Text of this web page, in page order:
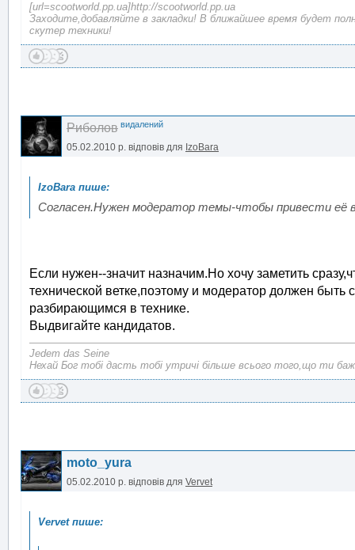
[url=scootworld.pp.ua]http://scootworld.pp.ua
Заходите,добавляйте в закладки! В ближайшее время будет
скутер техники!
Риболов видалений
05.02.2010 р. відповів для IzoBara
Согласен.Нужен модератор темы-чтобы привести её
Если нужен--значит назначим.Но хочу заметить
технической ветке,поэтому и модератор должен
разбирающимся в технике.
Выдвигайте кандидатов.
Jedem das Seine
Нехай Бог тобі дасть тобі утричі більше всього того,що ти
moto_yura
05.02.2010 р. відповів для Vervet